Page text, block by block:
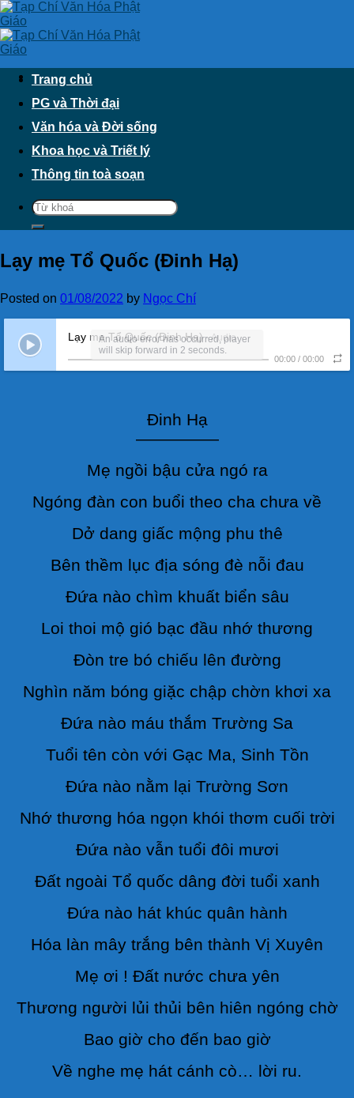
Skip
to
content
Trang chủ
PG và Thời đại
Văn hóa và Đời sống
Khoa học và Triết lý
Thông tin toà soạn
Lạy mẹ Tổ Quốc (Đinh Hạ)
Posted on 01/08/2022 by Ngọc Chí
Lạy mẹ Tổ Quốc (Đinh Hạ) - Audio
00:00 / 00:00
An audio error has occurred, player
will skip forward in 2 seconds.
Đinh Hạ
—————
Mẹ ngồi bậu cửa ngó ra
Ngóng đàn con buổi theo cha chưa về
Dở dang giấc mộng phu thê
Bên thềm lục địa sóng đè nỗi đau
Đứa nào chìm khuất biển sâu
Loi thoi mộ gió bạc đầu nhớ thương
Đòn tre bó chiếu lên đường
Nghìn năm bóng giặc chập chờn khơi xa
Đứa nào máu thắm Trường Sa
Tuổi tên còn với Gạc Ma, Sinh Tồn
Đứa nào nằm lại Trường Sơn
Nhớ thương hóa ngọn khói thơm cuối trời
Đứa nào vẫn tuổi đôi mươi
Đất ngoài Tổ quốc dâng đời tuổi xanh
Đứa nào hát khúc quân hành
Hóa làn mây trắng bên thành Vị Xuyên
Mẹ ơi ! Đất nước chưa yên
Thương người lủi thủi bên hiên ngóng chờ
Bao giờ cho đến bao giờ
Về nghe mẹ hát cánh cò… lời ru.